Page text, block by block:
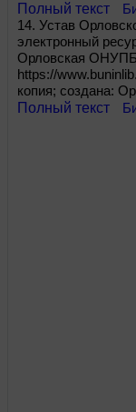
Полный текст
14. Устав
электронный
Орловская ОНУПБ
https://
копия; создана:
Полный текст